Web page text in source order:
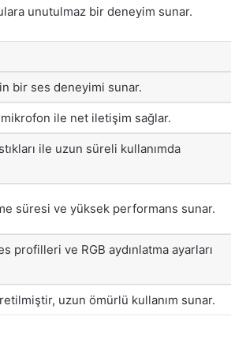
unutulmaz bir deneyim sunar.
bir ses deneyimi sunar.
ile net iletişim sağlar.
ile uzun süreli kullanımda
süresi ve yüksek performans sunar.
profilleri ve RGB aydınlatma ayarları
uzun ömürlü kullanım sunar.